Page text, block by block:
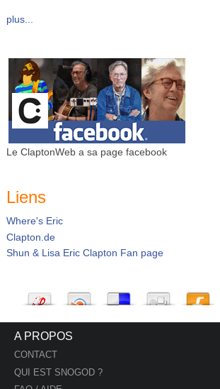
plus...
Le ClaptonWeb a sa page facebook
Liens
Where's Eric
Clapton.de
Shun & Lisa Eric Clapton Fan page
A PROPOS
CONTACT
QUI EST SNOGOD ?